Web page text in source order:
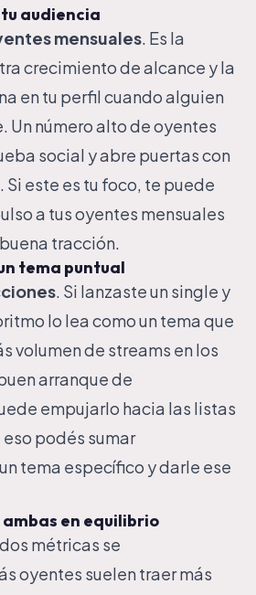
audiencia
mensuales. Es la
crecimiento de alcance y la
en tu perfil cuando alguien
Un número alto de oyentes
social y abre puertas con
Si este es tu foco, te puede
a tus oyentes mensuales
tracción.
tema puntual
. Si lanzaste un single y
lo lea como un tema que
volumen de streams en los
arranque de
empujarlo hacia las listas
podés sumar
tema específico y darle ese
en equilibrio
métricas se
oyentes suelen traer más